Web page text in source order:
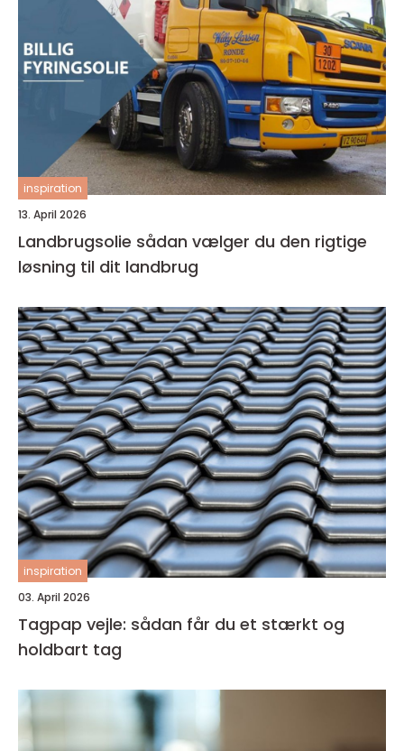
inspiration
13. April 2026
Landbrugsolie sådan vælger du den rigtige
løsning til dit landbrug
inspiration
03. April 2026
Tagpap vejle: sådan får du et stærkt og
holdbart tag